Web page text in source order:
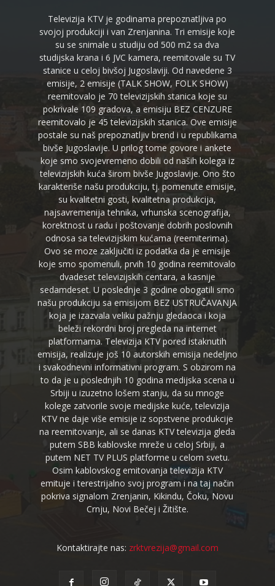
Televizija KTV je godinama prepoznatljiva po
svojoj produkciji i van Zrenjanina. Tri emisije koje
su se snimale u studiju od 500 m2 sa dva
studijska krana i 6 JVC kamera, reemitovale su TV
stanice u celoj bivšoj Jugoslaviji. Od navedene 3
emisije, 2 emisije (TALK SHOW, FOLK SHOW)
reemitovalo je 70 televizijskih stanica koje su
pokrivale 109 gradova, a emisiju BEZ CENZURE
reemitovalo je 45 televizijskih stanica. Ove emisije
postale su naš prepoznatljiv brend i u republikama
bivše Jugoslavije. U prilog tome govore i ankete
koje smo svojevremeno dobili od naših kolega iz
televizijskih kuća širom bivše Jugoslavije. Ono što
karakteriše našu produkciju, tj. pomenute emisije,
su kvalitetni gosti, kvalitetna produkcija,
najsavremenija tehnika, vrhunska scenografija,
korektnost u radu i poštovanje dobrih poslovnih
odnosa sa televizijskim kućama (reemiterima).
Ovo se moze zaključiti iz podatka da je emisije
koje smo spomenuli, prvih 10 godina reemitovalo
dvadeset televizijskih centara, a kasnije
sedamdeset. U poslednje 3 godine obogatili smo
našu produkciju sa emisijom BEZ USTRUČAVANJA
koja je izazvala veliku pažnju gledaoca i koja
beleži rekordni broj pregleda na internet
platformama. Televizija KTV pored istaknutih
emisija, realizuje još 10 autorskih emisija nedeljno
i svakodnevni informativni program. S obzirom na
to da je u poslednjih 10 godina medijska scena u
Srbiji u izuzetno lošem stanju, da su mnoge
kolege zatvorile svoje medijske kuće, televizija
KTV ne daje više emisije iz sopstvene produkcije
na reemitovanje, ali se danas KTV televizija gleda
putem SBB kablovske mreže u celoj Srbiji, a
putem NET TV PLUS platforme u celom svetu.
Osim kablovskog emitovanja televizija KTV
emituje i terestrijalno svoj program i na taj način
pokriva signalom Zrenjanin, Kikindu, Čoku, Novu
Crnju, Novi Bečej i Žitište.
Kontaktirajte nas: zrktvrezija@gmail.com